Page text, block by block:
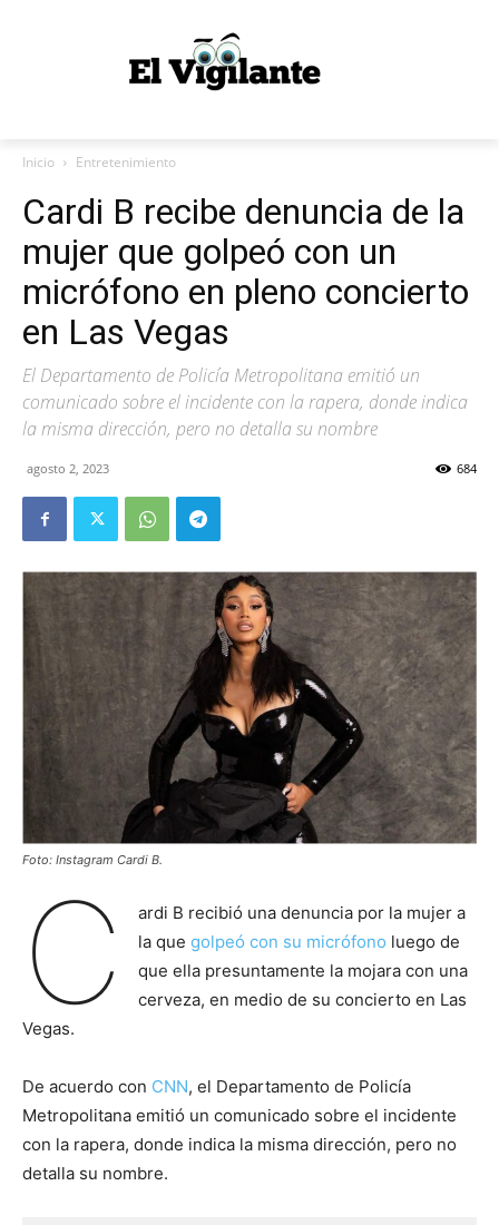
Inicio Entretenimiento
Cardi B recibe denuncia de la
mujer que golpeó con un
micrófono en pleno concierto
en Las Vegas
El Departamento de Policía Metropolitana emitió un
comunicado sobre el incidente con la rapera, donde indica
la misma dirección, pero no detalla su nombre
agosto 2, 2023 684
Foto: Instagram Cardi B.
C
ardi B recibió una denuncia por la mujer a
la que golpeó con su micrófono luego de
que ella presuntamente la mojara con una
cerveza, en medio de su concierto en Las
Vegas.
De acuerdo con CNN, el Departamento de Policía
Metropolitana emitió un comunicado sobre el incidente
con la rapera, donde indica la misma dirección, pero no
detalla su nombre.